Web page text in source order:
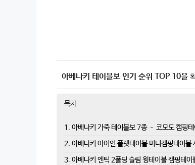
아베나키 테이블보 인기 순위 TOP 10을
목차
1. 아베나키 가죽 테이블보 7종 – 코모도 캠핑
2. 아베나키 아이언 플랫테이블 미니캠핑테이블
3. 아베나키 엔틱 2폴딩 슬림 윙테이블 캠핑테이